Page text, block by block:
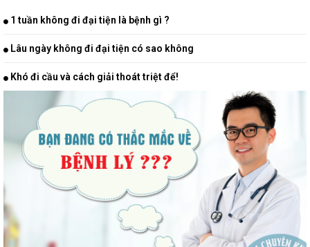
1 tuần không đi đại tiện là bệnh gì ?
Lâu ngày không đi đại tiện có sao không
Khó đi cầu và cách giải thoát triệt để!